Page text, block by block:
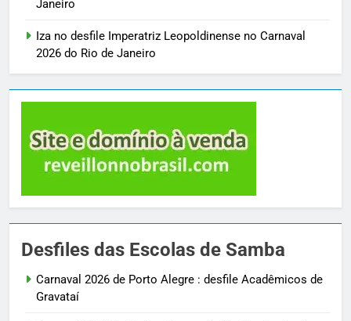
Janeiro
Iza no desfile Imperatriz Leopoldinense no Carnaval
2026 do Rio de Janeiro
Desfiles das Escolas de Samba
Carnaval 2026 de Porto Alegre : desfile Acadêmicos de
Gravataí